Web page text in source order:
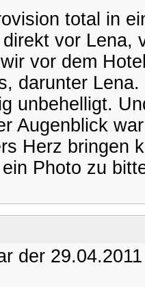
total in
vor Lena,
vor dem
darunter
unbehelligt.
Augenblick
Herz bringen
Photo zu
der 29.04.2011